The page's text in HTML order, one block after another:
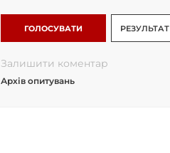
ГОЛОСУВАТИ РЕЗУЛЬТАТ
Залишити коментар
Архів опитувань